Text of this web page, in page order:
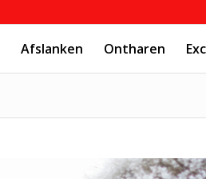
Afslanken Ontharen